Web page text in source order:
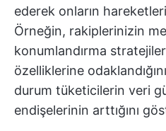
ederek onların
Örneğin, rakiplerinizin
konumlandırma
özelliklerine
durum tüketicilerin veri
endişelerinin arttığını